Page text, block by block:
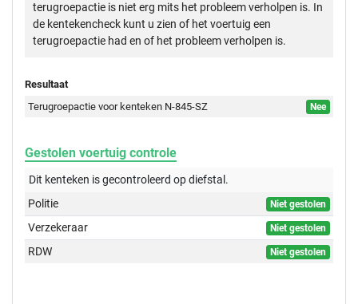
terugroepactie is niet erg mits het probleem verholpen is. In
de kentekencheck kunt u zien of het voertuig een
terugroepactie had en of het probleem verholpen is.
Resultaat
Terugroepactie voor kenteken N-845-SZ
Nee
Gestolen voertuig controle
Dit kenteken is gecontroleerd opdiefstal.
Politie
Niet gestolen
Verzekeraar Niet gestolen
RDW Niet gestolen